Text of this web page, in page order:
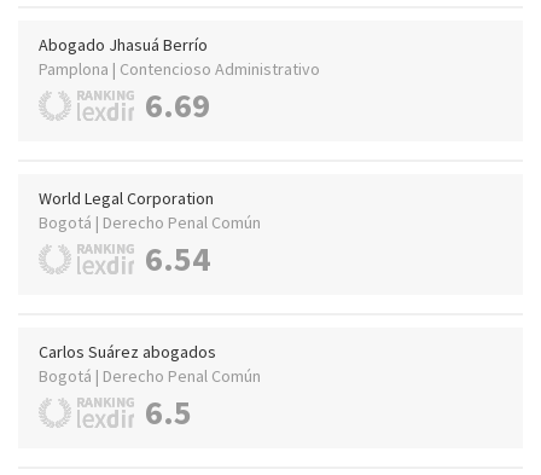
Abogado Jhasuá Berrío
Pamplona | Contencioso Administrativo
6.69
World Legal Corporation
Bogotá | Derecho Penal Común
6.54
Carlos Suárez abogados
Bogotá | Derecho Penal Común
6.5